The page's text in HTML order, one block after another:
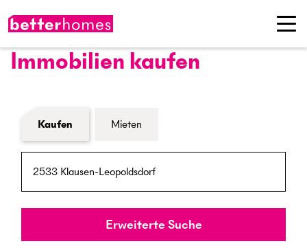
Immobilien kaufen
Formular Immobiliensuche
Kaufen Mieten
PLZ / Ort
Umkreis
Erweiterte Suche